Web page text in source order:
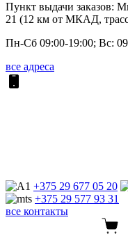
Пункт выдачи заказов:
21 (12 км от МКАД,
Пн-Сб 09:00-19:00; Вс:
все адреса
+375 29 677 05 20
+375 29 577 93 31
все контакты